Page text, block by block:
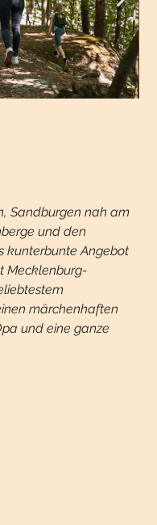
Sandburgen nah am
und den
kunterbunte Angebot
Mecklenburg-
märchenhaften
und eine ganze